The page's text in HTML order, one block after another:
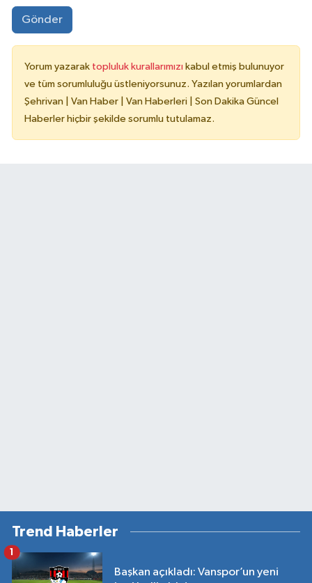
Gönder
Yorum yazarak topluluk kurallarımızı kabul etmiş bulunuyor
ve tüm sorumluluğu üstleniyorsunuz. Yazılan yorumlardan
Şehrivan | Van Haber | Van Haberleri | Son Dakika Güncel
Haberler hiçbir şekilde sorumlu tutulamaz.
Trend Haberler
Başkan açıkladı: Vanspor’un yeni
1